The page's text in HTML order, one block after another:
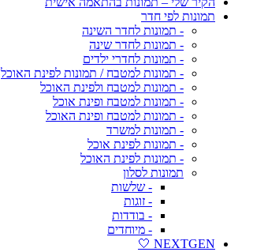
תמונות לפי חדר
- תמונות לחדר השינה
- תמונות לחדר שינה
- תמונות לחדרי ילדים
- תמונות למטבח / תמונות לפינת האוכל
- תמונות למטבח ולפינת האוכל
- תמונות למטבח ופינת אוכל
- תמונות למטבח ופינת האוכל
- תמונות למשרד
- תמונות לפינת אוכל
- תמונות לפינת האוכל
תמונות לסלון
- שלשות
- זוגות
- בודדות
- מיוחדים
NEXTGEN 🤍